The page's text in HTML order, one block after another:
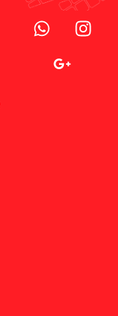
W
h
I
n
o
g